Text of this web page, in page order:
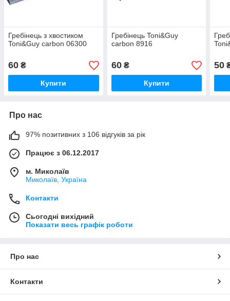
Гребінець з хвостиком
Toni&Guy carbon 06300
60 ₴
Купити
Гребінець Toni&Guy
carbon 8916
60₴
Купити
50
Про нас
97% позитивних з 106 відгуків за рік
Працює з 06.12.2017
м. Миколаїв
Миколаїв, Україна
Контакти
Сьогодні вихідний
Показати весь графік роботи
Про нас
Контакти